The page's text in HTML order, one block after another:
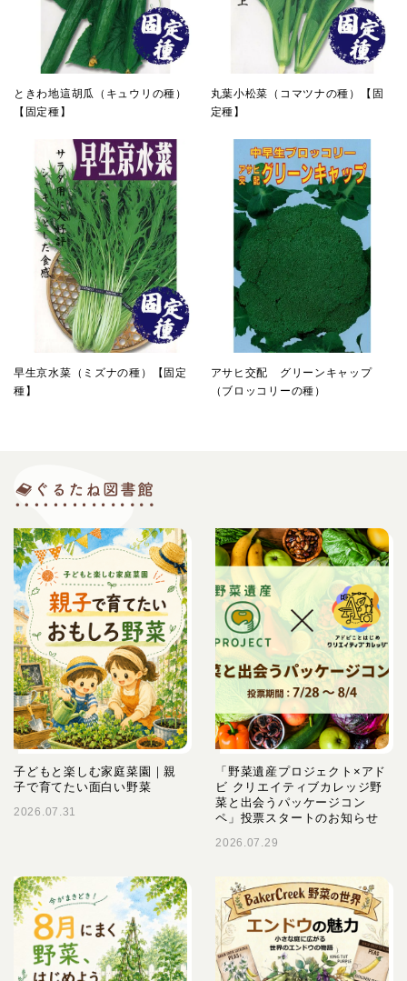
ときわ地這胡瓜（キュウリの種）
【固定種】
丸葉小松菜（コマツナの種）【固
定種】
早生京水菜（ミズナの種）【固定
種】
アサヒ交配 グリーンキャップ
（ブロッコリーの種）
子どもと楽しむ家庭菜園｜親
子で育てたい面白い野菜
2026.07.31
「野菜遺産プロジェクト×アド
ビ クリエイティブカレッジ野
菜と出会うパッケージコン
ペ」投票スタートのお知らせ
2026.07.29